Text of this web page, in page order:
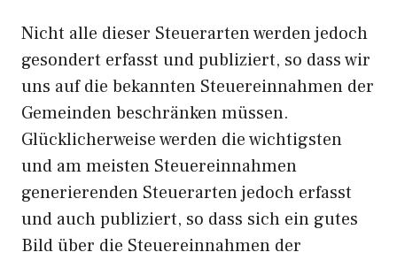
Nicht alle dieser Steuerarten werden jedoch
gesondert erfasst und publiziert, so dass wir
uns auf die bekannten Steuereinnahmen der
Gemeinden beschränken müssen.
Glücklicherweise werden die wichtigsten
und am meisten Steuereinnahmen
generierenden Steuerarten jedoch erfasst
und auch publiziert, so dass sich ein gutes
Bild über die Steuereinnahmen der